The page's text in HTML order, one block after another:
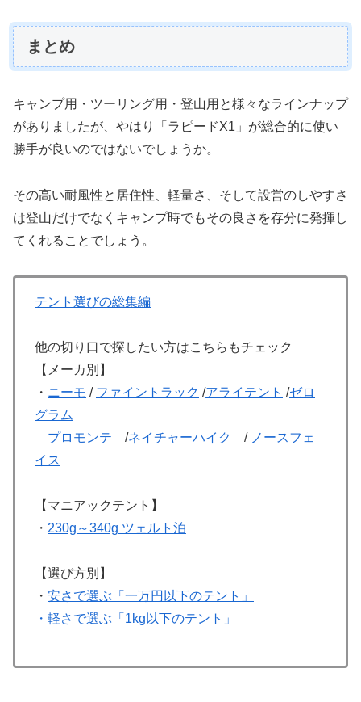
まとめ
キャンプ用・ツーリング用・登山用と様々なラインナップ
がありましたが、やはり「ラピードX1」が総合的に使い
勝手が良いのではないでしょうか。
その高い耐風性と居住性、軽量さ、そして設営のしやすさ
は登山だけでなくキャンプ時でもその良さを存分に発揮し
てくれることでしょう。
テント選びの総集編
他の切り口で探したい方はこちらもチェック
【メーカ別】
・ ニーモ / ファイントラック /アライテント /ゼロ
グラム
プロモンテ /ネイチャーハイク / ノースフェ
イス
【マニアックテント】
・ 230g～340g ツェルト泊
【選び方別】
・ 安さで選ぶ「一万円以下のテント」
・軽さで選ぶ「1kg以下のテント」